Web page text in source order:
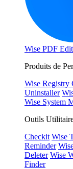
Wise PDF
Produits de
Wise Registry
Uninstaller
Wise System
Outils
Checkit Wise
Reminder
Deleter Wise
Finder